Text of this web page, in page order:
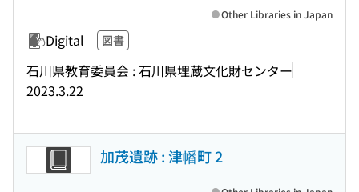
Digital 図書
石川県教育委員会 : 石川県埋蔵文化財センター
2023.3.22
Other Libraries in Japan
加茂遺跡 : 津幡町 2